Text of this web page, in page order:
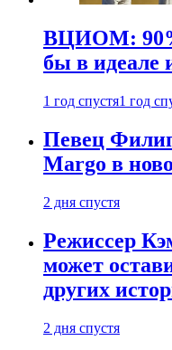
ВЦИОМ: 90%
бы в идеале
1 год спустя1 год
Певец
Margo в
2 дня спустя
Режиссер
может
других
2 дня спустя